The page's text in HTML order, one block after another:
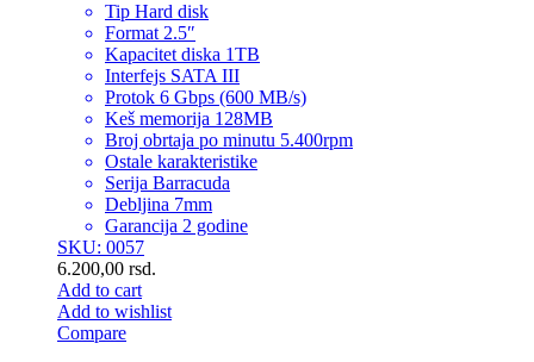
Tip Hard disk
Format 2.5″
Kapacitet diska 1TB
Interfejs SATA III
Protok 6 Gbps (600 MB/s)
Keš memorija 128MB
Broj obrtaja po minutu 5.400rpm
Ostale karakteristike
Serija Barracuda
Debljina 7mm
Garancija 2 godine
SKU: 0057
6.200,00 rsd.
Add to cart
Add to wishlist
Compare